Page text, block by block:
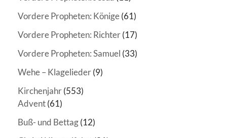
Vordere Propheten: Könige(61)
Vordere Propheten: Richter(17)
Vordere Propheten: Samuel (33)
Wehe – Klagelieder(9)
Kirchenjahr(553)
Advent(61)
Buß- und Bettag(12)